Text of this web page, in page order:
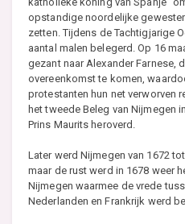
opstandige noordelijke
zetten. Tijdens de Tachtigjarige
aantal malen belegerd. Op 16
gezant naar Alexander Farnese,
overeenkomst te komen,
protestanten hun net verworven
het tweede Beleg van Nijmegen
Prins Maurits heroverd.
Later werd Nijmegen van 1672
maar de rust werd in 1678 weer
Nijmegen waarmee de vrede
Nederlanden en Frankrijk werd